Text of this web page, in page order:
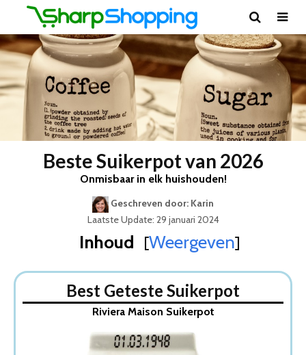
Beste Suikerpot van 2026
Onmisbaar in elk huishouden!
Geschreven door: Karin
Laatste Update: 29 januari 2024
Inhoud [Weergeven]
1. Riviera Maison Suikerpot
2. Melli Mello Suikerpot
4. Boerenbont suikerpot
Best Geteste Suikerpot
Riviera Maison Suikerpot